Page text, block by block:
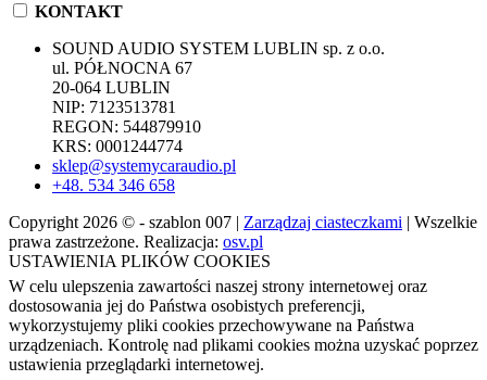
KONTAKT
SOUND AUDIO SYSTEM LUBLIN sp. z o.o.
ul. PÓŁNOCNA 67
20-064 LUBLIN
NIP: 7123513781
REGON: 544879910
KRS: 0001244774
sklep@systemycaraudio.pl
+48. 534 346 658
Copyright 2026 © - szablon 007 | Zarządzaj ciasteczkami | Wszelkie
prawa zastrzeżone. Realizacja: osv.pl
USTAWIENIA PLIKÓW COOKIES
W celu ulepszenia zawartości naszej strony internetowej oraz
dostosowania jej do Państwa osobistych preferencji,
wykorzystujemy pliki cookies przechowywane na Państwa
urządzeniach. Kontrolę nad plikami cookies można uzyskać poprzez
ustawienia przeglądarki internetowej.